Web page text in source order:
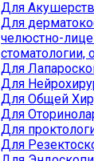
Для
Для
челюстно-
стоматологии,
Для
Для
Для Общей
Для
Для
Для